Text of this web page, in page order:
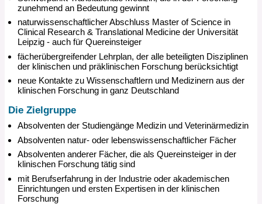
zunehmend an Bedeutung gewinnt
naturwissenschaftlicher Abschluss Master of Science in
Clinical Research & Translational Medicine der Universität
Leipzig - auch für Quereinsteiger
fächerübergreifender Lehrplan, der alle beteiligten Disziplinen
der klinischen und präklinischen Forschung berücksichtigt
neue Kontakte zu Wissenschaftlern und Medizinern aus der
klinischen Forschung in ganz Deutschland
Die Zielgruppe
Absolventen der Studiengänge Medizin und Veterinärmedizin
Absolventen natur- oder lebenswissenschaftlicher Fächer
Absolventen anderer Fächer, die als Quereinsteiger in der
klinischen Forschung tätig sind
mit Berufserfahrung in der Industrie oder akademischen
Einrichtungen und ersten Expertisen in der klinischen
Forschung